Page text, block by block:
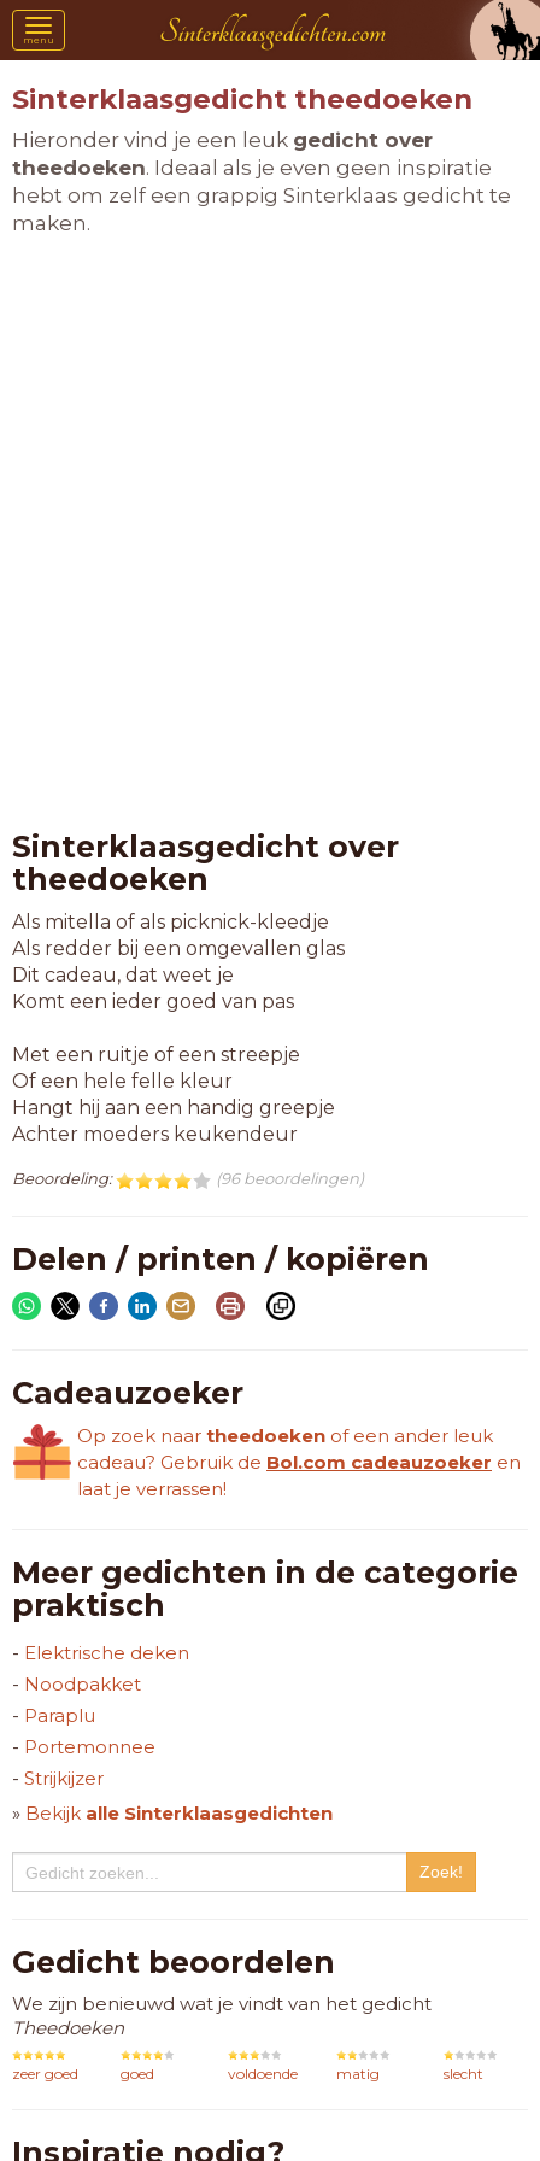
Toggle
navigation
menu
Sinterklaasgedicht theedoeken
Hieronder vind je een leuk gedicht over
theedoeken. Ideaal als je even geen inspiratie
hebt om zelf een grappig Sinterklaas gedicht te
maken.
Sinterklaasgedicht over
theedoeken
Als mitella of als picknick-kleedje
Als redder bij een omgevallen glas
Dit cadeau, dat weet je
Komt een ieder goed van pas
Met een ruitje of een streepje
Of een hele felle kleur
Hangt hij aan een handig greepje
Achter moeders keukendeur
Beoordeling: (96 beoordelingen)
Delen / printen / kopiëren
Cadeauzoeker
Op zoek naar theedoeken of een ander leuk
cadeau? Gebruik de Bol.com cadeauzoeker en
laat je verrassen!
Meer gedichten in de categorie
praktisch
- Elektrische deken
- Noodpakket
- Paraplu
- Portemonnee
- Strijkijzer
» Bekijk alle Sinterklaasgedichten
Gedicht beoordelen
We zijn benieuwd wat je vindt van het gedicht
Theedoeken
zeer goed goed voldoende matig slecht
Inspiratie nodig?